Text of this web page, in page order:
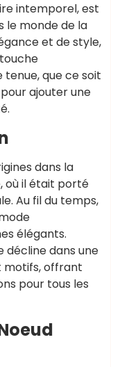
intemporel, est
le monde de la
et de style,
tenue, que ce soit
ajouter une
dans la
où il était porté
Au fil du temps,
élégants.
décline dans une
motifs, offrant
pour tous les